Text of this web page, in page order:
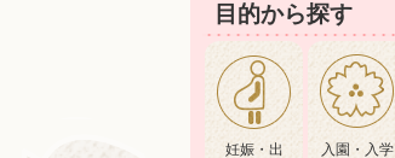
目的から探す
妊娠・出
入園・入学